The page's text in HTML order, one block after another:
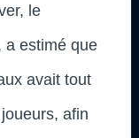
le
a estimé que
avait tout
afin